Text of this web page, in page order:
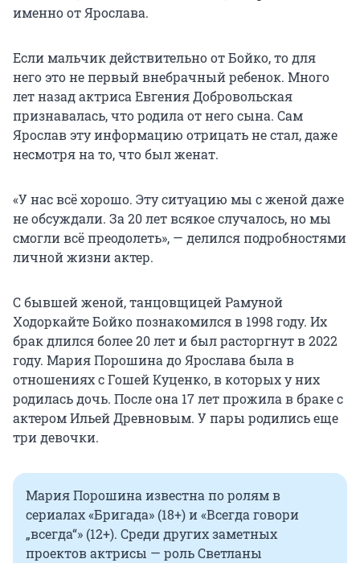
именно от Ярослава.
Если мальчик действительно от Бойко, то для
него это не первый внебрачный ребенок. Много
лет назад актриса Евгения Добровольская
признавалась, что родила от него сына. Сам
Ярослав эту информацию отрицать не стал, даже
несмотря на то, что был женат.
«У нас всё хорошо. Эту ситуацию мы с женой даже
не обсуждали. За 20 лет всякое случалось, но мы
смогли всё преодолеть», — делился подробностями
личной жизни актер.
С бывшей женой, танцовщицей Рамуной
Ходоркайте Бойко познакомился в 1998 году. Их
брак длился более 20 лет и был расторгнут в 2022
году. Мария Порошина до Ярослава была в
отношениях с Гошей Куценко, в которых у них
родилась дочь. После она 17 лет прожила в браке с
актером Ильей Древновым. У пары родились еще
три девочки.
Мария Порошина известна по ролям в
сериалах «Бригада» (18+) и «Всегда говори
„всегда“» (12+). Среди других заметных
проектов актрисы — роль Светланы